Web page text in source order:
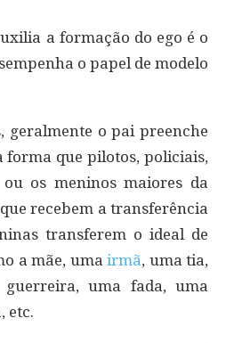
a formação do ego é o
o papel de modelo
geralmente o pai preenche
forma que pilotos, policiais,
os meninos maiores da
recebem a transferência
transferem o ideal de
a mãe, umairmã, uma tia,
uma fada, uma
etc.